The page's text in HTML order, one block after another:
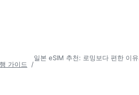
가이드
일본 eSIM 추천: 로밍보다 편한 이